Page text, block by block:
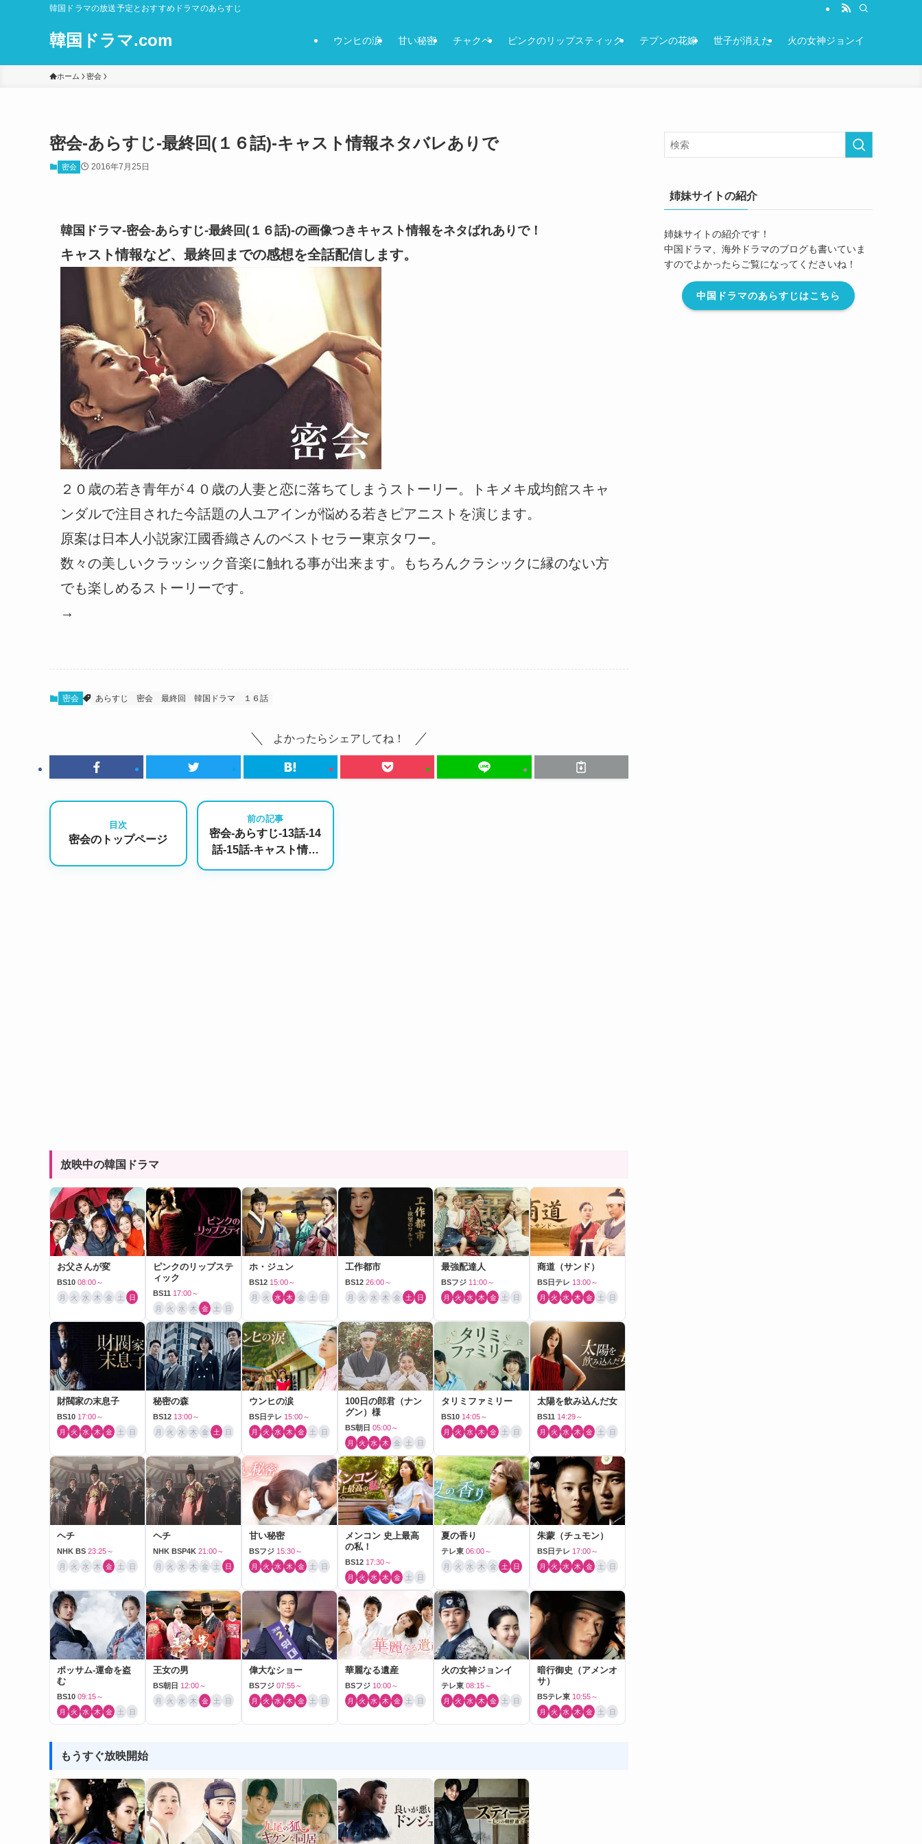
韓国ドラマの放送予定とおすすめドラマのあらすじ
韓国ドラマ.com ウンヒの涙 甘い秘密 チャクペ ピンクのリップスティック テプンの花嫁 世子が消えた 火の女神ジョンイ
ホーム 密会
密会-あらすじ-最終回(１６話)-キャスト情報ネタバレありで
密会 2016年7月25日
韓国ドラマ-密会-あらすじ-最終回(１６話)-の画像つきキャスト情報をネタばれありで！
キャスト情報など、最終回までの感想を全話配信します。
２０歳の若き青年が４０歳の人妻と恋に落ちてしまうストーリー。トキメキ成均館スキャ
ンダルで注目された今話題の人ユアインが悩める若きピアニストを演じます。
原案は日本人小説家江國香織さんのベストセラー東京タワー。
数々の美しいクラッシック音楽に触れる事が出来ます。もちろんクラシックに縁のない方
でも楽しめるストーリーです。
→
密会 あらすじ 密会 最終回 韓国ドラマ １６話
よかったらシェアしてね！
目次
密会のトップページ
前の記事
密会-あらすじ-13話-14
話-15話-キャスト情報
放映中の韓国ドラマ
お父さんが変
BS10 08:00～
月 火 水 木 金 土 日
ピンクのリップステ
ィック
BS11 17:00～
月 火 水 木 金 土 日
ホ・ジュン
BS12 15:00～
月 火 水 木 金 土 日
工作都市
BS12 26:00～
月 火 水 木 金 土 日
最強配達人
BSフジ 11:00～
月 火 水 木 金 土 日
商道（サンド）
BS日テレ 13:00～
月 火 水 木 金 土 日
財閥家の末息子
BS10 17:00～
月 火 水 木 金 土 日
秘密の森
BS12 13:00～
月 火 水 木 金 土 日
ウンヒの涙
BS日テレ 15:00～
月 火 水 木 金 土 日
100日の郎君（ナン
グン）様
BS朝日 05:00～
月 火 水 木 金 土 日
タリミファミリー
BS10 14:05～
月 火 水 木 金 土 日
太陽を飲み込んだ女
BS11 14:29～
月 火 水 木 金 土 日
ヘチ
NHK BS 23:25～
月 火 水 木 金 土 日
ヘチ
NHK BSP4K 21:00～
月 火 水 木 金 土 日
甘い秘密
BSフジ 15:30～
月 火 水 木 金 土 日
メンコン 史上最高
の私！
BS12 17:30～
月 火 水 木 金 土 日
夏の香り
テレ東 06:00～
月 火 水 木 金 土 日
朱蒙（チュモン）
BS日テレ 17:00～
月 火 水 木 金 土 日
ポッサム-運命を盗
む
BS10 09:15～
月 火 水 木 金 土 日
王女の男
BS朝日 12:00～
月 火 水 木 金 土 日
偉大なショー
BSフジ 07:55～
月 火 水 木 金 土 日
華麗なる遺産
BSフジ 10:00～
月 火 水 木 金 土 日
火の女神ジョンイ
テレ東 08:15～
月 火 水 木 金 土 日
暗行御史（アメンオ
サ）
BSテレ東 10:55～
月 火 水 木 金 土 日
もうすぐ放映開始
姉妹サイトの紹介
姉妹サイトの紹介です！
中国ドラマ、海外ドラマのブログも書いていま
すのでよかったらご覧になってくださいね！
中国ドラマのあらすじはこちら